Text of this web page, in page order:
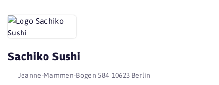
Sachiko Sushi
Jeanne-Mammen-Bogen 584, 10623 Berlin